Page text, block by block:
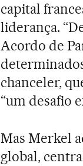
capital
liderança.
Acordo de
chanceler,
“um desafio
Mas Merkel
global,